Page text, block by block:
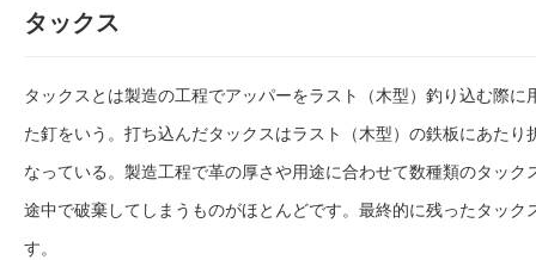
タックス
タックスとは製造の工程でアッパーをラスト（木型）釣り込む際に
た釘をいう。打ち込んだタックスはラスト（木型）の鉄板にあたり
なっている。製造工程で革の厚さや用途に合わせて数種類のタック
途中で破棄してしまうものがほとんどです。最終的に残ったタック
す。